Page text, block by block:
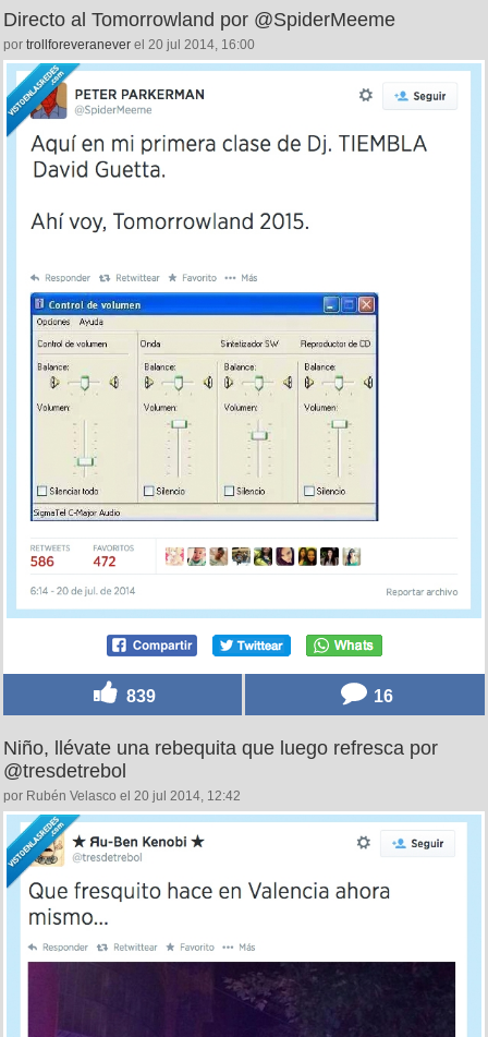
Directo al Tomorrowland por @SpiderMeeme
por trollforeveranever el 20 jul 2014, 16:00
839 16
Niño, llévate una rebequita que luego refresca por
@tresdetrebol
por Rubén Velasco el 20 jul 2014, 12:42